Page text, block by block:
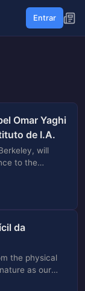
Entrar
Omar Yaghi
de I.A.
will
to the
da
the physical
as our
the world.